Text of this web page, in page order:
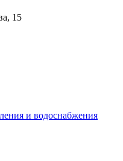
15
и водоснабжения